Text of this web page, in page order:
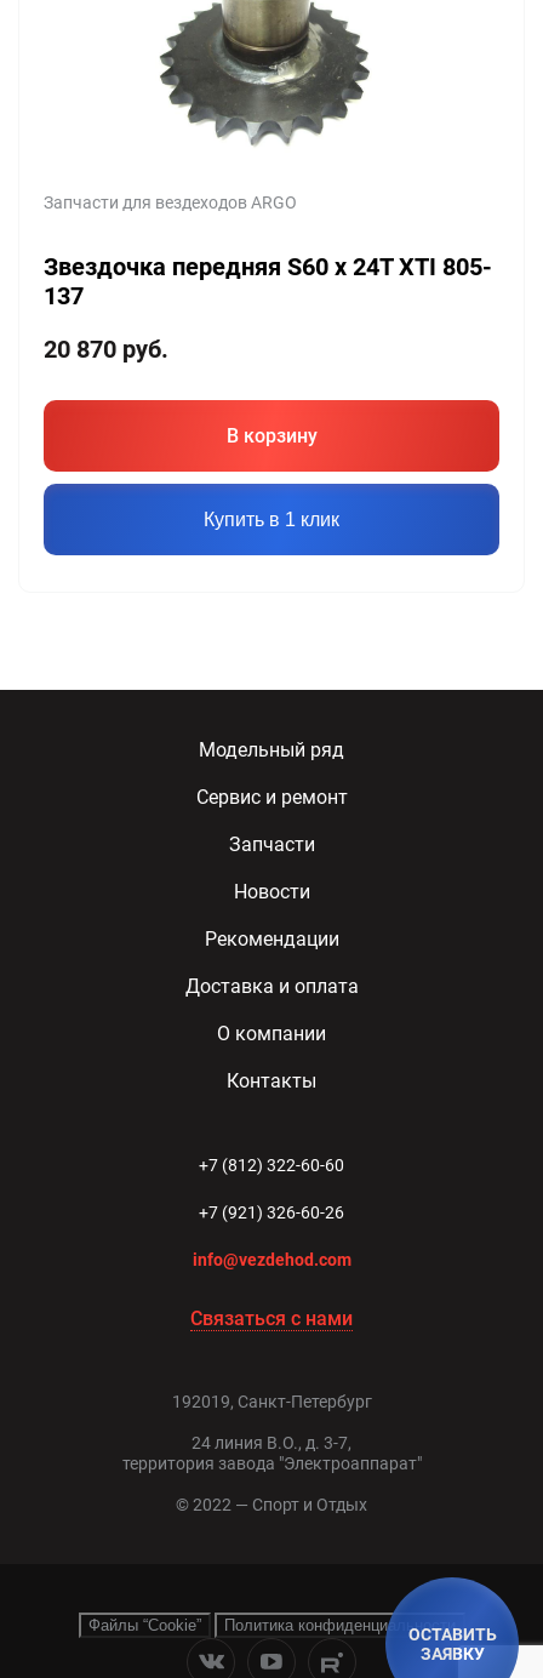
ОСТАВИТЬ
ЗАЯВКУ
Запчасти для вездеходов ARGO
Звездочка передняя S60 х 24T XTI 805-
137
20 870 руб.
В корзину
Купить в 1 клик
Модельный ряд
Сервис и ремонт
Запчасти
Новости
Рекомендации
Доставка и оплата
О компании
Контакты
+7 (812) 322-60-60
+7 (921) 326-60-26
info@vezdehod.com
Связаться с нами
192019, Санкт-Петербург
24 линия В.О., д. 3-7,
территория завода "Электроаппарат"
© 2022 — Спорт и Отдых
Файлы “Cookie” Политика конфиденциальности